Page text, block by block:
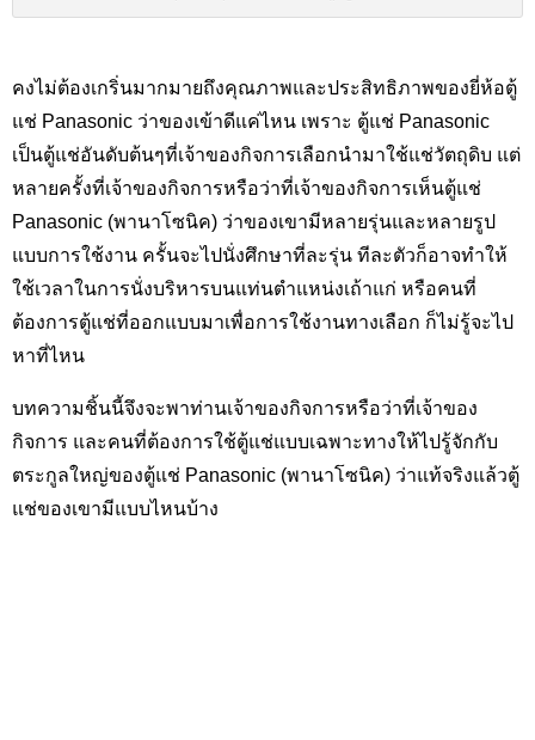
คงไม่ต้องเกริ่นมากมายถึงคุณภาพและประสิทธิภาพของยี่ห้อตู้
แช่ Panasonic ว่าของเข้าดีแค่ไหน เพราะ ตู้แช่ Panasonic
เป็นตู้แช่อันดับต้นๆที่เจ้าของกิจการเลือกนำมาใช้แช่วัตถุดิบ แต่
หลายครั้งที่เจ้าของกิจการหรือว่าที่เจ้าของกิจการเห็นตู้แช่
Panasonic (พานาโซนิค) ว่าของเขามีหลายรุ่นและหลายรูป
แบบการใช้งาน ครั้นจะไปนั่งศึกษาที่ละรุ่น ทีละตัวก็อาจทำให้
ใช้เวลาในการนั่งบริหารบนแท่นตำแหน่งเถ้าแก่ หรือคนที่
ต้องการตู้แช่ที่ออกแบบมาเพื่อการใช้งานทางเลือก ก็ไม่รู้จะไป
หาที่ไหน
บทความชิ้นนี้จึงจะพาท่านเจ้าของกิจการหรือว่าที่เจ้าของ
กิจการ และคนที่ต้องการใช้ตู้แช่แบบเฉพาะทางให้ไปรู้จักกับ
ตระกูลใหญ่ของตู้แช่ Panasonic (พานาโซนิค) ว่าแท้จริงแล้วตู้
แช่ของเขามีแบบไหนบ้าง